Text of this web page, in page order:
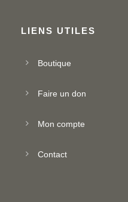
LIENS UTILES
Boutique
Faire un don
Mon compte
Contact